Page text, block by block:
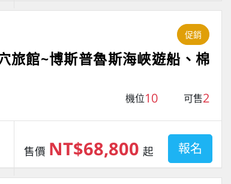
促銷
旅館~博斯普魯斯海峽遊船、棉
機位10 可售2
售價 NT$68,800 起 報名